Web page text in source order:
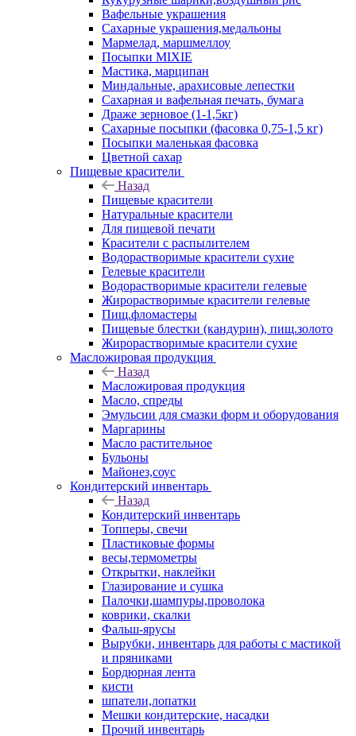
Вафельные украшения
Сахарные украшения,медальоны
Мармелад, маршмеллоу
Посыпки MIXIE
Мастика, марципан
Миндальные, арахисовые лепестки
Сахарная и вафельная печать, бумага
Драже зерновое (1-1,5кг)
Сахарные посыпки (фасовка 0,75-1,5 кг)
Посыпки маленькая фасовка
Цветной сахар
Пищевые красители
Назад
Пищевые красители
Натуральные красители
Для пищевой печати
Красители с распылителем
Водорастворимые красители сухие
Гелевые красители
Водорастворимые красители гелевые
Жирорастворимые красители гелевые
Пищ.фломастеры
Пищевые блестки (кандурин), пищ.золото
Жирорастворимые красители сухие
Масложировая продукция
Назад
Масложировая продукция
Масло, спреды
Эмульсии для смазки форм и оборудования
Маргарины
Масло растительное
Бульоны
Майонез,соус
Кондитерский инвентарь
Назад
Кондитерский инвентарь
Топперы, свечи
Пластиковые формы
весы,термометры
Открытки, наклейки
Глазирование и сушка
Палочки,шампуры,проволока
коврики, скалки
Фальш-ярусы
Вырубки, инвентарь для работы с мастикой
и пряниками
Бордюрная лента
кисти
шпатели,лопатки
Мешки кондитерские, насадки
Прочий инвентарь